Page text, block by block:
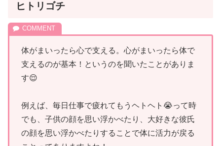
ヒトリゴチ
体がまいったら心で支える。心がまいったら体で
支えるのが基本！というのを聞いたことがありま
す😌
例えば、毎日仕事で疲れてもうヘトヘト😭って時
でも、子供の顔を思い浮かべたり、大好きな彼氏
の顔を思い浮かべたりすることで体に活力が戻る